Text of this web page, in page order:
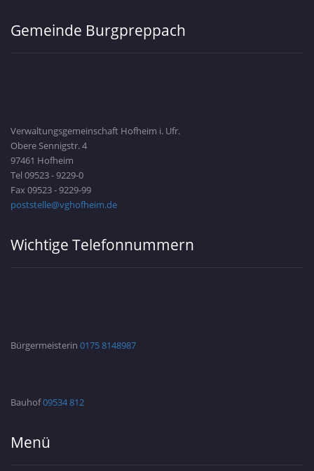
Gemeinde Burgpreppach
Verwaltungsgemeinschaft Hofheim i. Ufr.
Obere Sennigstr. 4
97461 Hofheim
Tel 09523 - 9229-0
Fax 09523 - 9229-99
poststelle@vghofheim.de
Wichtige Telefonnummern
Bürgermeisterin 0175 8148987
Bauhof09534 812
Menü